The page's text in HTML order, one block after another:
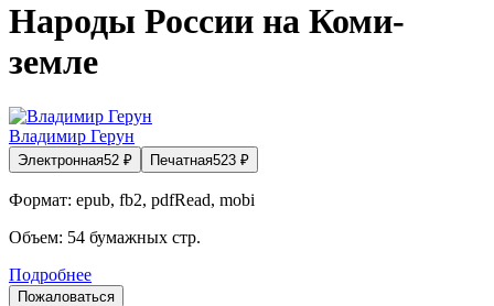
Народы России на Коми-
земле
Владимир Герун
Электронная52 ₽ Печатная523 ₽
Формат: epub, fb2, pdfRead, mobi
Объем: 54 бумажных стр.
Подробнее
Пожаловаться